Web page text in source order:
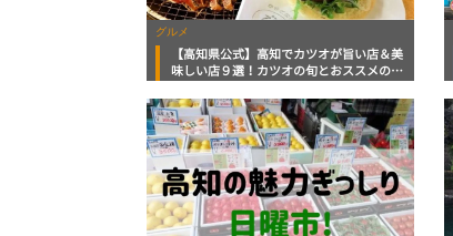
グルメ
【高知県公式】高知でカツオが旨い店＆美
味しい店９選！カツオの旬とおススメのお